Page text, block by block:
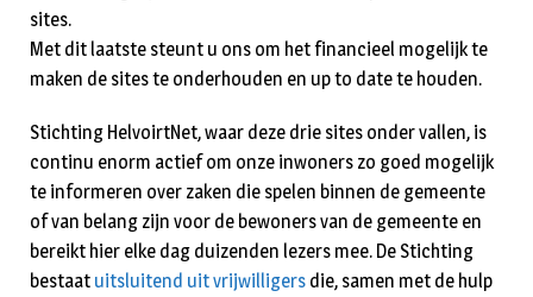
sites.
Met dit laatste steunt u ons om het financieel mogelijk te
maken de sites te onderhouden en up to date te houden.
Stichting HelvoirtNet, waar deze drie sites onder vallen, is
continu enorm actief om onze inwoners zo goed mogelijk
te informeren over zaken die spelen binnen de gemeente
of van belang zijn voor de bewoners van de gemeente en
bereikt hier elke dag duizenden lezers mee. De Stichting
bestaat uitsluitend uit vrijwilligers die, samen met de hulp